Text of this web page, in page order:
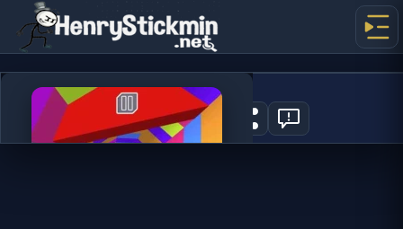
Tunnel Rush
7